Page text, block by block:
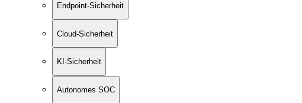
Endpoint-Sicherheit
Cloud-Sicherheit
KI-Sicherheit
Autonomes SOC